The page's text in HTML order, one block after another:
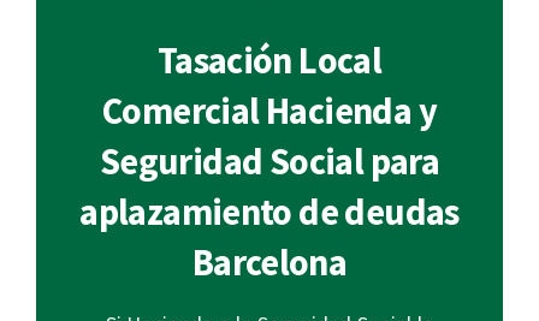
Tasación Local
Comercial Hacienda y
Seguridad Social para
aplazamiento de deudas
Barcelona